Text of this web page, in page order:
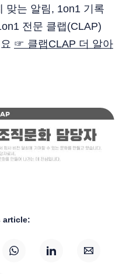
맞는 알림, 1on1 기록
전문 클랩(CLAP)
☞ 클랩CLAP 더 알아
article: